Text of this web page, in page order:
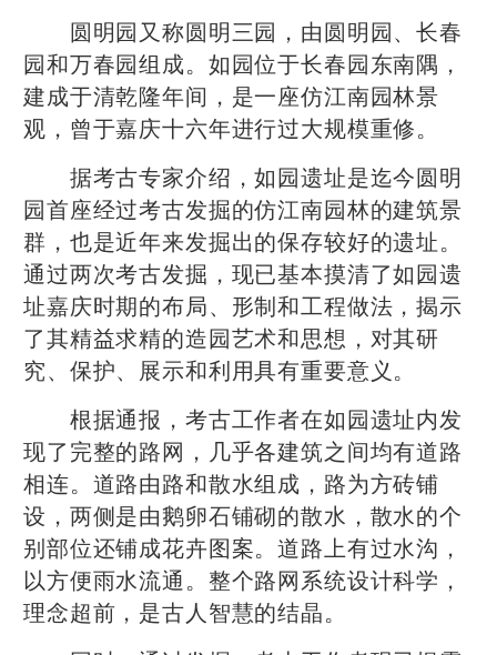
圆明园又称圆明三园，由圆明园、长春
园和万春园组成。如园位于长春园东南隅，
建成于清乾隆年间，是一座仿江南园林景
观，曾于嘉庆十六年进行过大规模重修。
据考古专家介绍，如园遗址是迄今圆明
园首座经过考古发掘的仿江南园林的建筑景
群，也是近年来发掘出的保存较好的遗址。
通过两次考古发掘，现已基本摸清了如园遗
址嘉庆时期的布局、形制和工程做法，揭示
了其精益求精的造园艺术和思想，对其研
究、保护、展示和利用具有重要意义。
根据通报，考古工作者在如园遗址内发
现了完整的路网，几乎各建筑之间均有道路
相连。道路由路和散水组成，路为方砖铺
设，两侧是由鹅卵石铺砌的散水，散水的个
别部位还铺成花卉图案。道路上有过水沟，
以方便雨水流通。整个路网系统设计科学，
理念超前，是古人智慧的结晶。